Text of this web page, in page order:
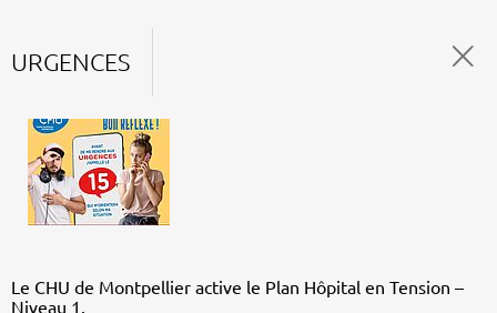
URGENCES
Le CHU de Montpellier active le Plan Hôpital en Tension –
Niveau 1.